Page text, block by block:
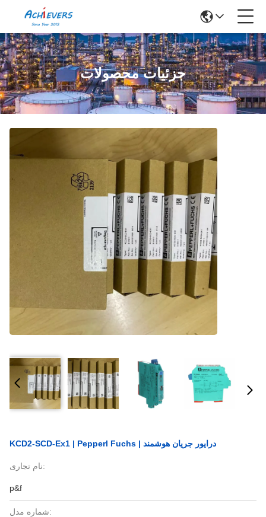
جزئیات محصولات
KCD2-SCD-Ex1 | Pepperl Fuchs | درایور جریان هوشمند
نام تجاری:
p&f
شماره مدل: